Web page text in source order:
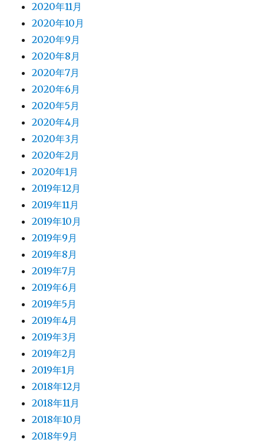
2020年11月
2020年10月
2020年9月
2020年8月
2020年7月
2020年6月
2020年5月
2020年4月
2020年3月
2020年2月
2020年1月
2019年12月
2019年11月
2019年10月
2019年9月
2019年8月
2019年7月
2019年6月
2019年5月
2019年4月
2019年3月
2019年2月
2019年1月
2018年12月
2018年11月
2018年10月
2018年9月